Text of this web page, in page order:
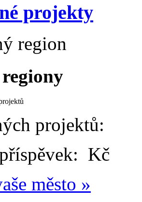
projekty
region
projektů:
Kč
město »